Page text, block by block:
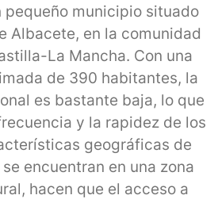
pequeño municipio situado
Albacete, en la comunidad
La Mancha. Con una
de 390 habitantes, la
es bastante baja, lo que
y la rapidez de los
geográficas de
encuentran en una zona
hacen que el acceso a